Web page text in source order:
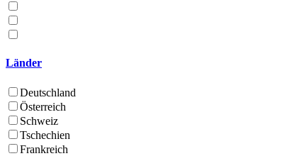
Länder
Deutschland
Österreich
Schweiz
Tschechien
Frankreich